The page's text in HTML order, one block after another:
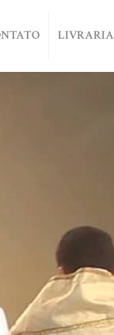
LIVRARIA